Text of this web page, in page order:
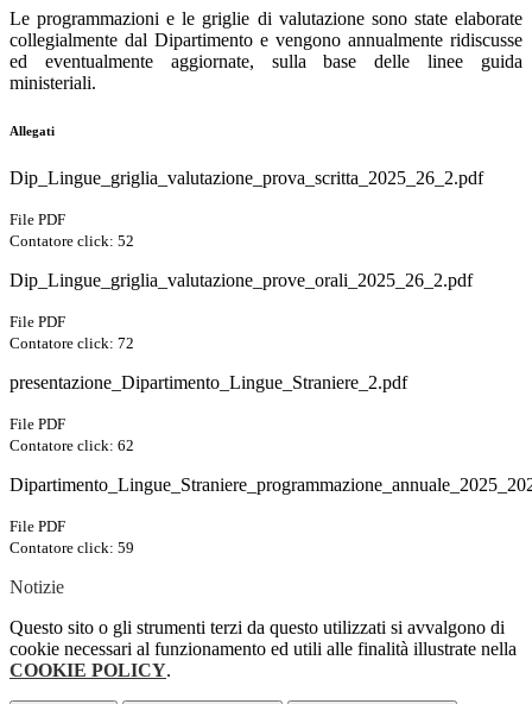
Le programmazioni e le griglie di valutazione sono state elaborate
collegialmente dal Dipartimento e vengono annualmente ridiscusse
ed eventualmente aggiornate, sulla base delle linee guida
ministeriali.
Allegati
Dip_Lingue_griglia_valutazione_prova_scritta_2025_26_2.pdf
File PDF
Contatore click: 52
Dip_Lingue_griglia_valutazione_prove_orali_2025_26_2.pdf
File PDF
Contatore click: 72
presentazione_Dipartimento_Lingue_Straniere_2.pdf
File PDF
Contatore click: 62
File PDF
Contatore click: 59
Notizie
Questo sito o gli strumenti terzi da questo utilizzati si avvalgono di
cookie necessari al funzionamento ed utili alle finalità illustrate nella
COOKIE POLICY.